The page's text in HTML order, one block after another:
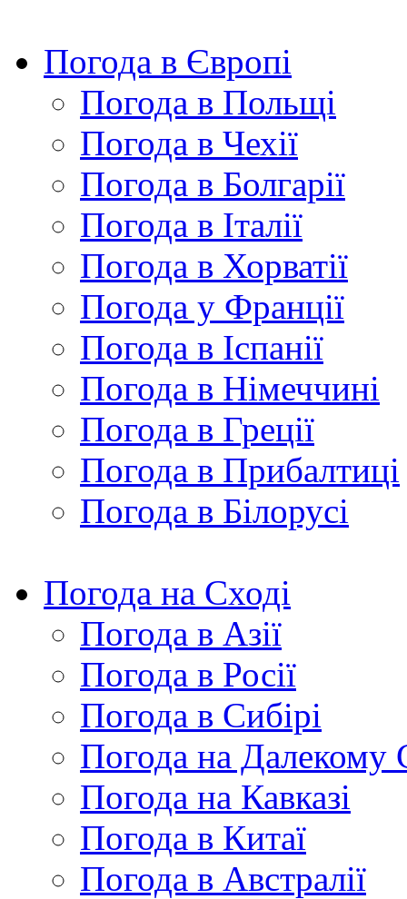
Погода в Європі
Погода в Польщі
Погода в Чехії
Погода в Болгарії
Погода в Італії
Погода в Хорватії
Погода у Франції
Погода в Іспанії
Погода в Німеччині
Погода в Греції
Погода в Прибалтиці
Погода в Білорусі
Погода на Сході
Погода в Азії
Погода в Росії
Погода в Сибірі
Погода на Далекому
Погода на Кавказі
Погода в Китаї
Погода в Австралії